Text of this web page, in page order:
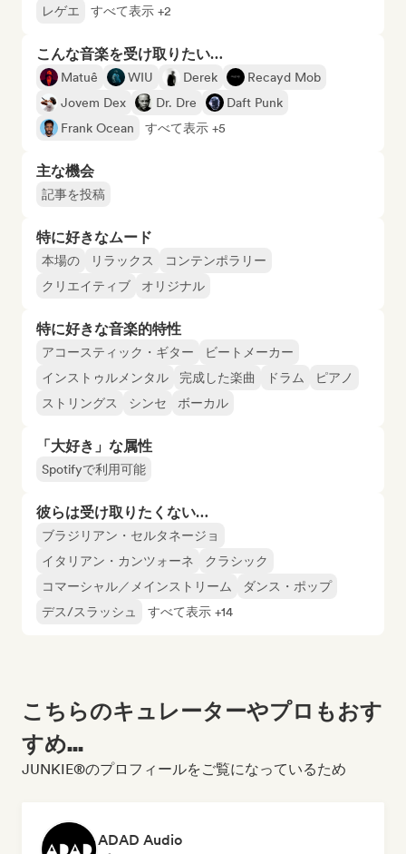
レゲエ
すべて表示 +2
こんな音楽を受け取りたい…
Matuê WIU Derek
Recayd Mob
Jovem Dex
Dr. Dre
Daft Punk
Frank Ocean
すべて表示 +5
主な機会
記事を投稿
特に好きなムード
本場の リラックス
コンテンポラリー
クリエイティブ
オリジナル
特に好きな音楽的特性
アコースティック・ギター
ビートメーカー
インストゥルメンタル
完成した楽曲 ドラム
ピアノ
ストリングス
シンセ ボーカル
「大好き」な属性
Spotifyで利用可能
彼らは受け取りたくない…
ブラジリアン・セルタネージョ
イタリアン・カンツォーネ
クラシック
コマーシャル／メインストリーム
ダンス・ポップ
デス/スラッシュ
すべて表示 +14
こちらのキュレーターやプロもおす
すめ...
JUNKIE®のプロフィールをご覧になっているため
ADAD Audio